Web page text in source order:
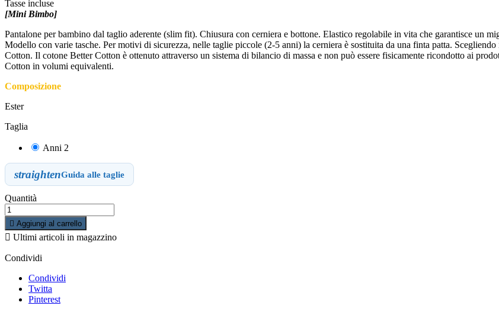
Tasse incluse
[Mini Bimbo]
Pantalone per bambino dal taglio aderente (slim fit). Chiusura con cerniera e bottone. Elastico regolabile in vita che garantisce un
Modello con varie tasche. Per motivi di sicurezza, nelle taglie piccole (2-5 anni) la cerniera è sostituita da una finta patta.
Cotton. Il cotone Better Cotton è ottenuto attraverso un sistema di bilancio di massa e non può essere fisicamente ricondotto ai
Cotton in volumi equivalenti.
Composizione
Ester
Taglia
Anni 2
straightenGuida alle taglie
Quantità
 Aggiungi al carrello
 Ultimi articoli in magazzino
Condividi
Condividi
Twitta
Pinterest